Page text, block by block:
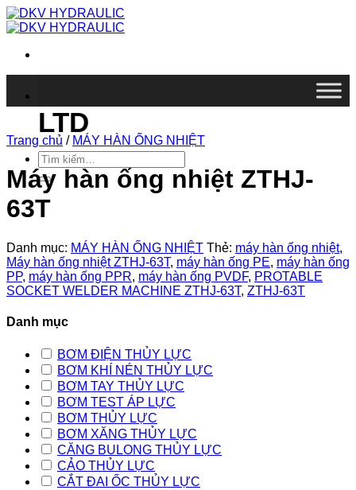
Chuyển
đến
dung
LTD
Tìm
kiếm:
Trang chủ / MÁY HÀN ỐNG NHIỆT
Máy hàn ống nhiệt ZTHJ-
63T
Danh mục: MÁY HÀN ỐNG NHIỆT Thẻ: máy hàn ống nhiệt,
Máy hàn ống nhiệt ZTHJ-63T, máy hàn ống PE, máy hàn ống
PP, máy hàn ống PPR, máy hàn ống PVDF, PROTABLE
SOCKET WELDER MACHINE ZTHJ-63T, ZTHJ-63T
Danh mục
BƠM ĐIỆN THỦY LỰC
BƠM KHÍ NÉN THỦY LỰC
BƠM TAY THỦY LỰC
BƠM TEST ÁP LỰC
BƠM THỦY LỰC
BƠM XĂNG THỦY LỰC
CĂNG BULONG THỦY LỰC
CẢO THỦY LỰC
CẮT ĐAI ỐC THỦY LỰC